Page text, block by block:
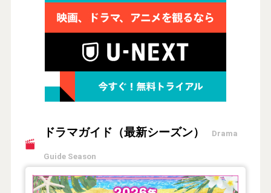
ドラマガイド（最新シーズン） Drama
Guide Season
【2026年夏】TVドラマガイド